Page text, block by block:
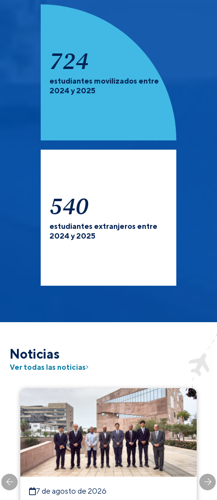
919
estudiantes movilizados entre
2024 y 2025
540
estudiantes extranjeros entre
2024 y 2025
Noticias
Ver todas las noticias
7 de agosto de 2026
PREGRADO Y POSGRADO:Recuerda que debes de
verificar las universidades que tienen convocatoria